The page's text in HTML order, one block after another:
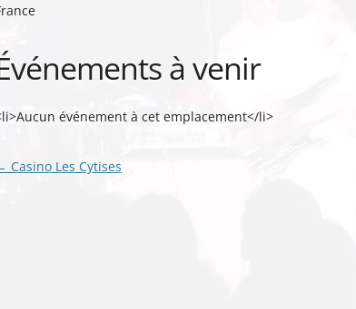
à venir
événement à cet emplacement</li>
Casino Les Cytises